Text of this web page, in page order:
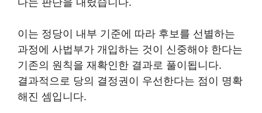
이는 정당이 내부 기준에 따라 후보를 선별하는
과정에 사법부가 개입하는 것이 신중해야 한다는
기존의 원칙을 재확인한 결과로 풀이됩니다.
결과적으로 당의 결정권이 우선한다는 점이 명확
해진 셈입니다.